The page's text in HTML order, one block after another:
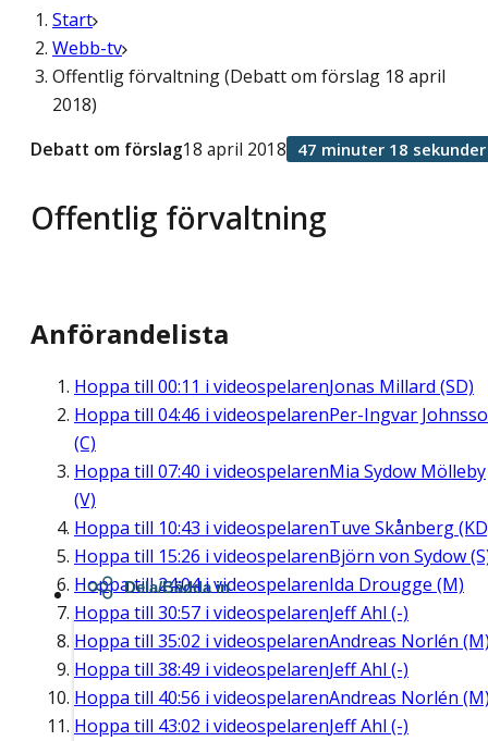
Start
Webb-tv
Offentlig förvaltning (Debatt om förslag 18 april
2018)
Offentlig förvaltning
Debatt om förslag18 april 2018 47 minuter 18 sekunder
Anförandelista
Hoppa till 00:11 i videospelarenJonas Millard (SD)
Hoppa till 04:46 i videospelarenPer-Ingvar
(C)
Hoppa till 07:40 i videospelarenMia Sydow Mölleby
(V)
Hoppa till 10:43 i videospelarenTuve Skånberg
Hoppa till 15:26 i videospelarenBjörn von Sydow
Hoppa till24:04i videospelarenIda Drougge (M)
Hoppa till 30:57 i videospelarenJeff Ahl (-)
Hoppa till 35:02 i videospelarenAndreas Norlén
Hoppa till 38:49 i videospelarenJeff Ahl (-)
Hoppa till 40:56 i videospelarenAndreas Norlén
Hoppa till 43:02 i videospelarenJeff Ahl (-)
Dela/Bädda in